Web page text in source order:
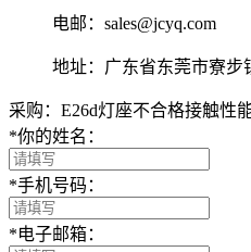
电邮：sales@jcyq.com
地址：广东省东莞市寮步
采购：E26d灯座不合格接触性
*你的姓名：
*手机号码：
*电子邮箱：